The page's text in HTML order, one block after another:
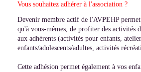
Vous souhaitez adhérer à l'association ?
Devenir membre actif de l'AVPEHP
qu'à vous-mêmes, de profiter des activités
aux adhérents (activités pour enfants,
enfants/adolescents/adultes, activités
Cette adhésion permet également à vos